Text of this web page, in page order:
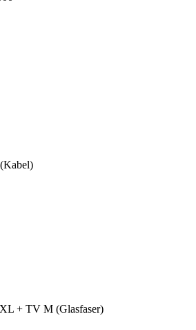
+ TV M (Glasfaser)